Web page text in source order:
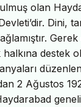
olan
Dini,
destek
2 Ağustos